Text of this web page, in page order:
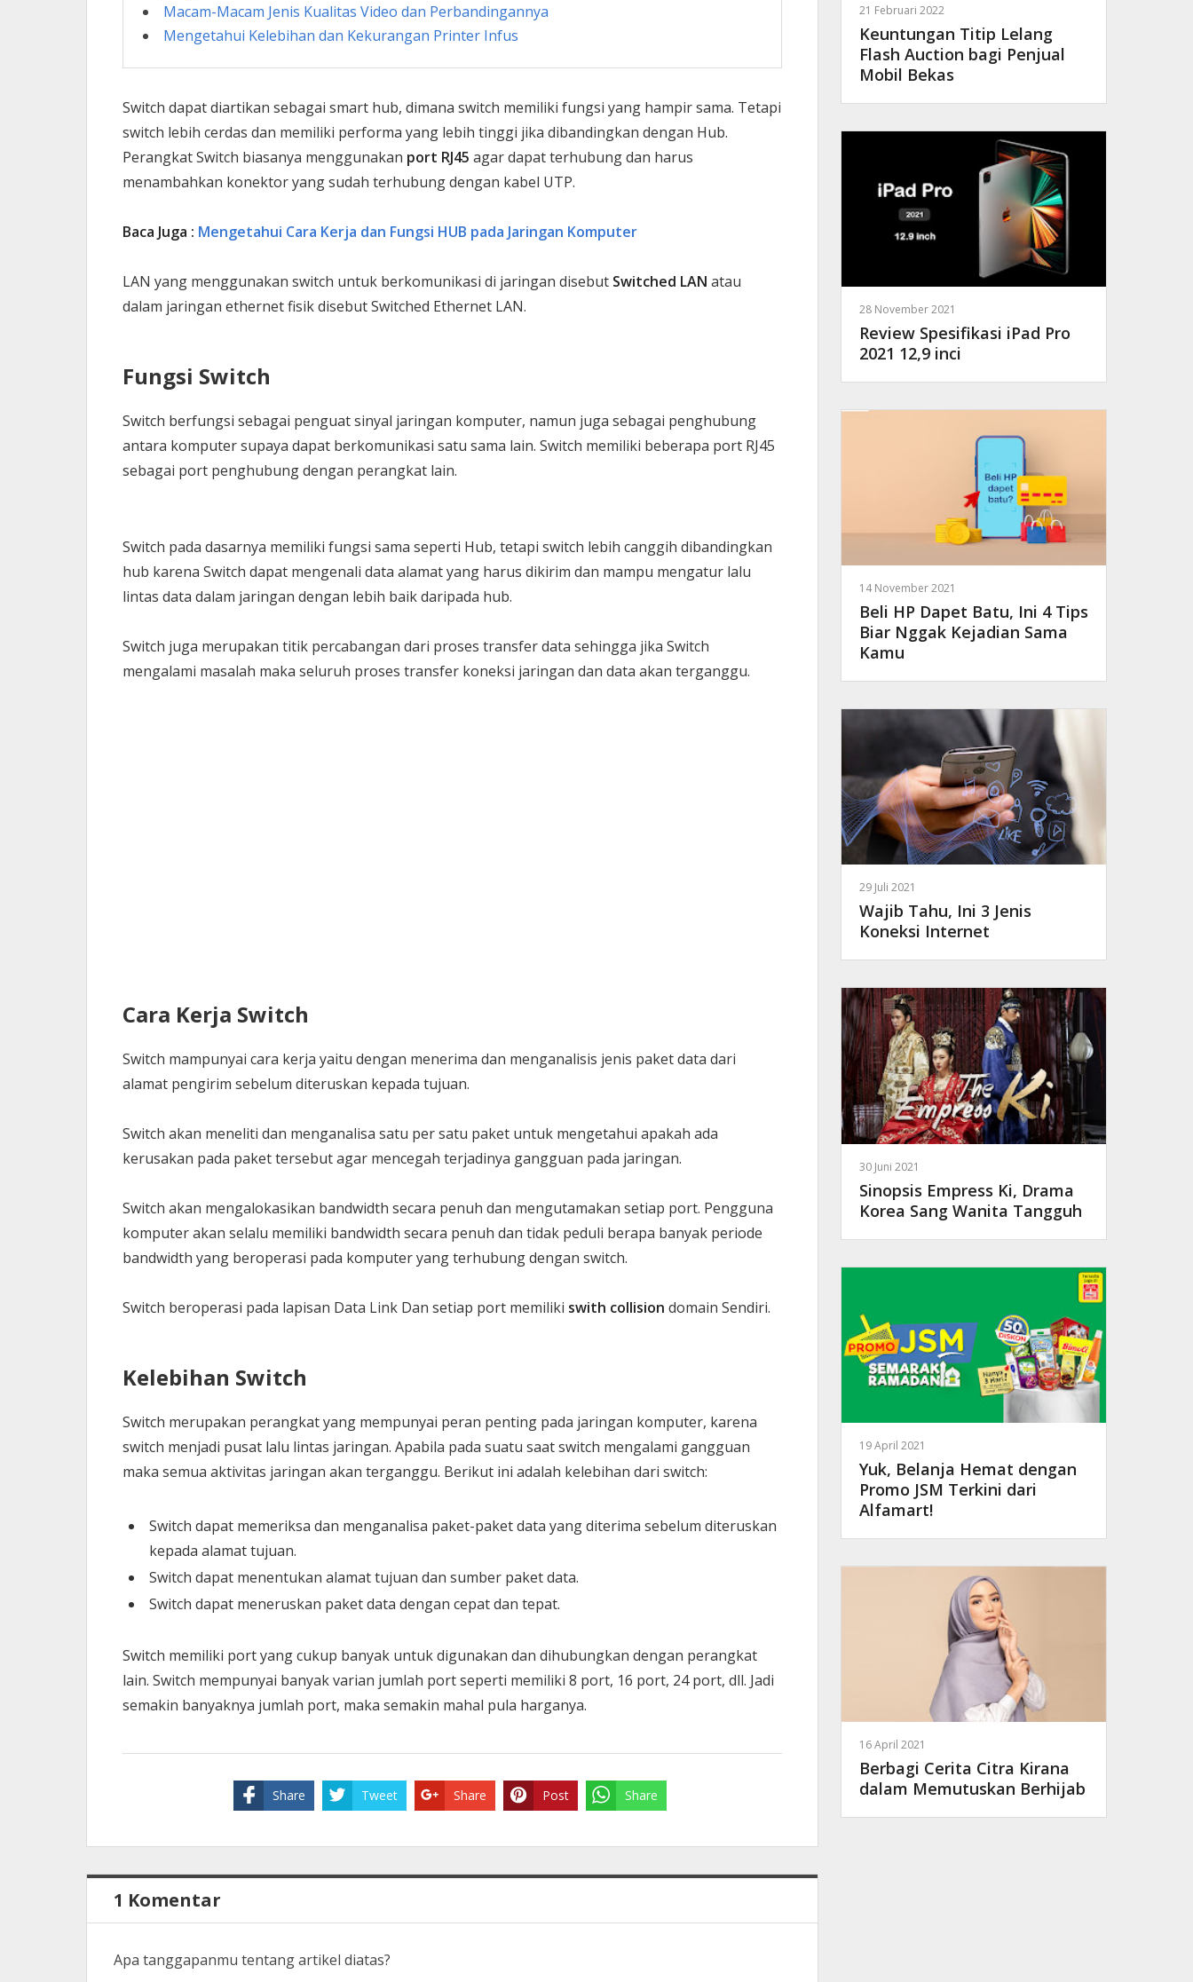
Macam-Macam Jenis Kualitas Video dan Perbandingannya
Mengetahui Kelebihan dan Kekurangan Printer Infus
Switch dapat diartikan sebagai smart hub, dimana switch memiliki fungsi yang hampir sama. Tetapi
switch lebih cerdas dan memiliki performa yang lebih tinggi jika dibandingkan dengan Hub.
Perangkat Switch biasanya menggunakan port RJ45 agar dapat terhubung dan harus
menambahkan konektor yang sudah terhubung dengan kabel UTP.
Baca Juga : Mengetahui Cara Kerja dan Fungsi HUB pada Jaringan Komputer
LAN yang menggunakan switch untuk berkomunikasi di jaringan disebut Switched LAN atau
dalam jaringan ethernet fisik disebut Switched Ethernet LAN.
Fungsi Switch
Switch berfungsi sebagai penguat sinyal jaringan komputer, namun juga sebagai penghubung
antara komputer supaya dapat berkomunikasi satu sama lain. Switch memiliki beberapa port RJ45
sebagai port penghubung dengan perangkat lain.
Switch pada dasarnya memiliki fungsi sama seperti Hub, tetapi switch lebih canggih dibandingkan
hub karena Switch dapat mengenali data alamat yang harus dikirim dan mampu mengatur lalu
lintas data dalam jaringan dengan lebih baik daripada hub.
Switch juga merupakan titik percabangan dari proses transfer data sehingga jika Switch
mengalami masalah maka seluruh proses transfer koneksi jaringan dan data akan terganggu.
Cara Kerja Switch
Switch mampunyai cara kerja yaitu dengan menerima dan menganalisis jenis paket data dari
alamat pengirim sebelum diteruskan kepada tujuan.
Switch akan meneliti dan menganalisa satu per satu paket untuk mengetahui apakah ada
kerusakan pada paket tersebut agar mencegah terjadinya gangguan pada jaringan.
Switch akan mengalokasikan bandwidth secara penuh dan mengutamakan setiap port. Pengguna
komputer akan selalu memiliki bandwidth secara penuh dan tidak peduli berapa banyak periode
bandwidth yang beroperasi pada komputer yang terhubung dengan switch.
Switch beroperasi pada lapisan Data Link Dan setiap port memiliki swith collision domain Sendiri.
Kelebihan Switch
Switch merupakan perangkat yang mempunyai peran penting pada jaringan komputer, karena
switch menjadi pusat lalu lintas jaringan. Apabila pada suatu saat switch mengalami gangguan
maka semua aktivitas jaringan akan terganggu. Berikut ini adalah kelebihan dari switch:
Switch dapat memeriksa dan menganalisa paket-paket data yang diterima sebelum diteruskan
kepada alamat tujuan.
Switch dapat menentukan alamat tujuan dan sumber paket data.
Switch dapat meneruskan paket data dengan cepat dan tepat.
Switch memiliki port yang cukup banyak untuk digunakan dan dihubungkan dengan perangkat
lain. Switch mempunyai banyak varian jumlah port seperti memiliki 8 port, 16 port, 24 port, dll. Jadi
semakin banyaknya jumlah port, maka semakin mahal pula harganya.
Share Tweet Share Post Share
1 Komentar
Apa tanggapanmu tentang artikel diatas?
21 Februari 2022
Keuntungan Titip Lelang
Flash Auction bagi Penjual
Mobil Bekas
28 November 2021
Review Spesifikasi iPad Pro
2021 12,9 inci
14 November 2021
Beli HP Dapet Batu, Ini 4 Tips
Biar Nggak Kejadian Sama
Kamu
29 Juli 2021
Wajib Tahu, Ini 3 Jenis
Koneksi Internet
30 Juni 2021
Sinopsis Empress Ki, Drama
Korea Sang Wanita Tangguh
19 April 2021
Yuk, Belanja Hemat dengan
Promo JSM Terkini dari
Alfamart!
16 April 2021
Berbagi Cerita Citra Kirana
dalam Memutuskan Berhijab